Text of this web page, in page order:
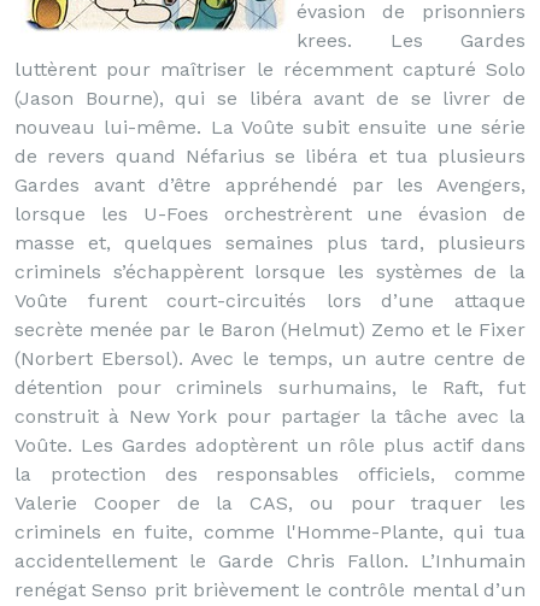
évasion de prisonniers
krees. Les Gardes
luttèrent pour maîtriser le récemment capturé Solo
(Jason Bourne), qui se libéra avant de se livrer de
nouveau lui-même. La Voûte subit ensuite une série
de revers quand Néfarius se libéra et tua plusieurs
Gardes avant d’être appréhendé par les Avengers,
lorsque les U-Foes orchestrèrent une évasion de
masse et, quelques semaines plus tard, plusieurs
criminels s’échappèrent lorsque les systèmes de la
Voûte furent court-circuités lors d’une attaque
secrète menée par le Baron (Helmut) Zemo et le Fixer
(Norbert Ebersol). Avec le temps, un autre centre de
détention pour criminels surhumains, le Raft, fut
construit à New York pour partager la tâche avec la
Voûte. Les Gardes adoptèrent un rôle plus actif dans
la protection des responsables officiels, comme
Valerie Cooper de la CAS, ou pour traquer les
criminels en fuite, comme l'Homme-Plante, qui tua
accidentellement le Garde Chris Fallon. L’Inhumain
renégat Senso prit brièvement le contrôle mental d’un